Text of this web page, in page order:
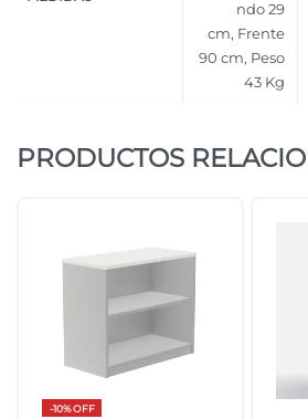
ndo 29
cm, Frente
90 cm, Peso
43 Kg
PRODUCTOS
-10% OFF